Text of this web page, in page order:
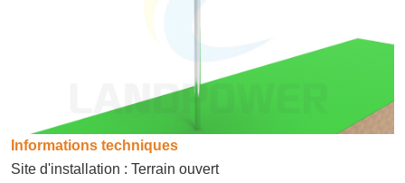
Informations techniques
Site d'installation : Terrain ouvert